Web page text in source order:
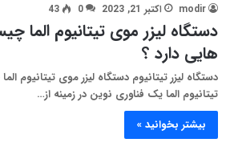
modir اکتبر 21, 2023 0
43
دستگاه لیزر موی تیتانیوم الما
هایی دارد ؟
دستگاه لیزر تیتانیوم دستگاه لیزر موی تیتانیوم
تیتانیوم الما یک فناوری نوین در زمینه از…
بیشتر بخوانید »